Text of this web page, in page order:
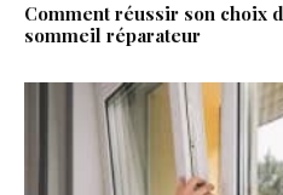
Comment réussir son choix
sommeil réparateur